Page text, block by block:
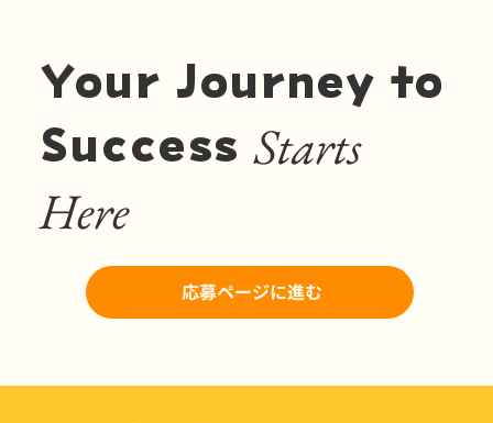
Your Journey to
Success Starts
Here
応募ページに進む